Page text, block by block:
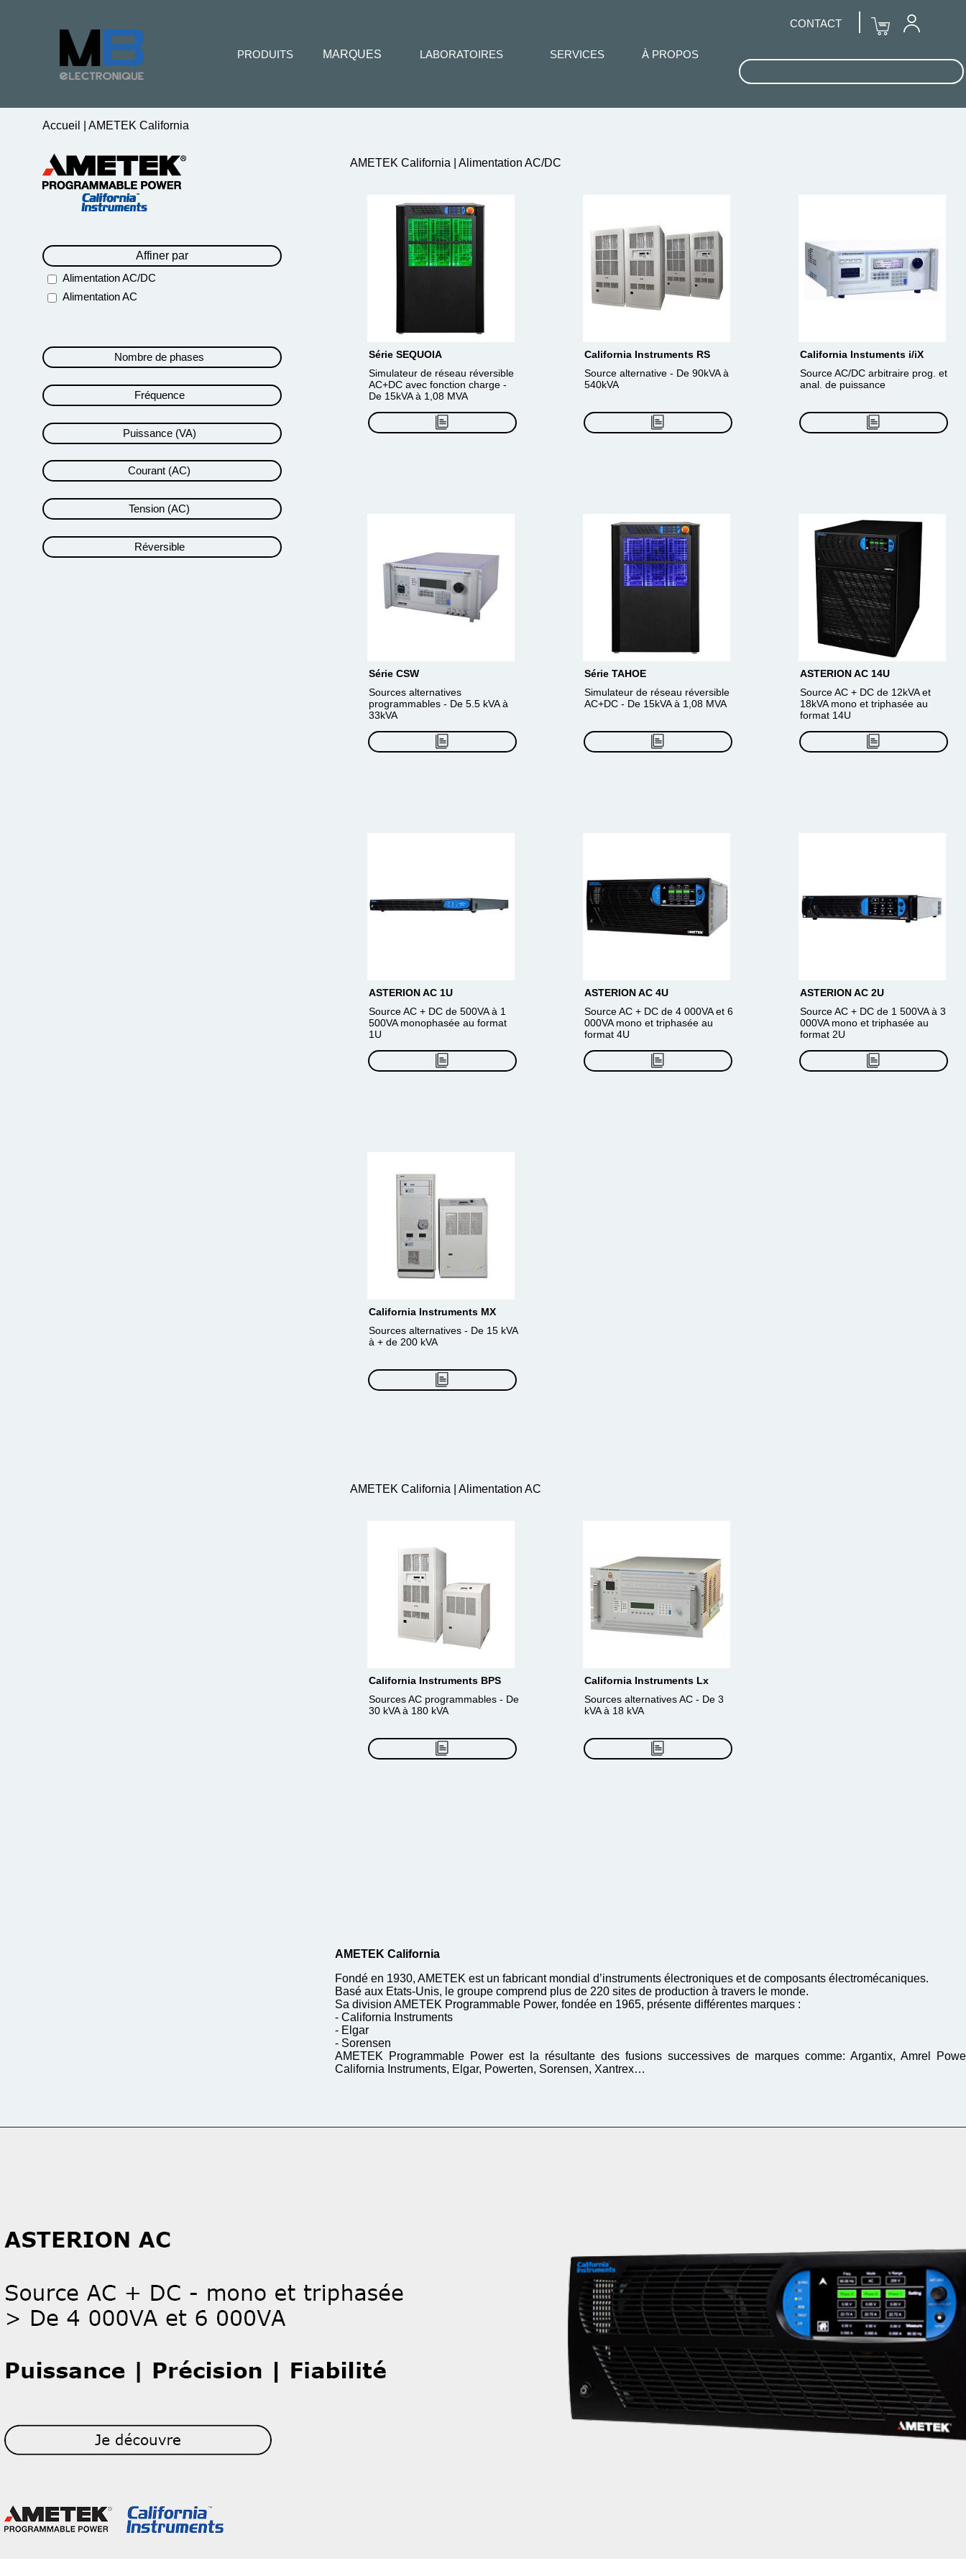
Accueil AMETEK California
Affiner par
Alimentation AC/DC
Alimentation AC
Nombre de phases
Fréquence
Puissance (VA)
Courant (AC)
Tension (AC)
Réversible
AMETEK California | Alimentation AC/DC
Série SEQUOIA
Simulateur de réseau réversible
AC+DC avec fonction charge -
De 15kVA à 1,08 MVA
California Instruments RS
Source alternative - De 90kVA à
540kVA
California Instuments i/iX
Source AC/DC arbitraire prog. et
anal. de puissance
Série CSW
Sources alternatives
programmables - De 5.5 kVA à
33kVA
Série TAHOE
Simulateur de réseau réversible
AC+DC - De 15kVA à 1,08 MVA
ASTERION AC 14U
Source AC + DC de 12kVA et
18kVA mono et triphasée au
format 14U
ASTERION AC 1U
Source AC + DC de 500VA à 1
500VA monophasée au format
1U
ASTERION AC 4U
Source AC + DC de 4 000VA et 6
000VA mono et triphasée au
format 4U
ASTERION AC 2U
Source AC + DC de 1 500VA à 3
000VA mono et triphasée au
format 2U
California Instruments MX
Sources alternatives - De 15 kVA
à + de 200 kVA
AMETEK California | Alimentation AC
California Instruments BPS
Sources AC programmables - De
30 kVA à 180 kVA
California Instruments Lx
Sources alternatives AC - De 3
kVA à 18 kVA
AMETEK California
Fondé en 1930, AMETEK est un fabricant mondial d’instruments électroniques et de composants électromécaniques.
Basé aux Etats-Unis, le groupe comprend plus de 220 sites de production à travers le monde.
Sa division AMETEK Programmable Power, fondée en 1965, présente différentes marques :
- California Instruments
- Elgar
- Sorensen
AMETEK Programmable Power est la résultante des fusions successives de marques comme: Argantix, Amrel
California Instruments, Elgar, Powerten, Sorensen, Xantrex…
CONTACT
PRODUITS MARQUES LABORATOIRES SERVICES À PROPOS